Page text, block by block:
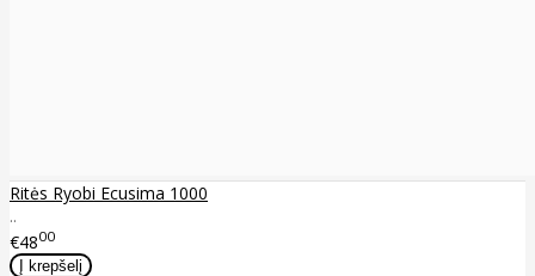
Ritės Ryobi Ecusima 1000
..
€4800